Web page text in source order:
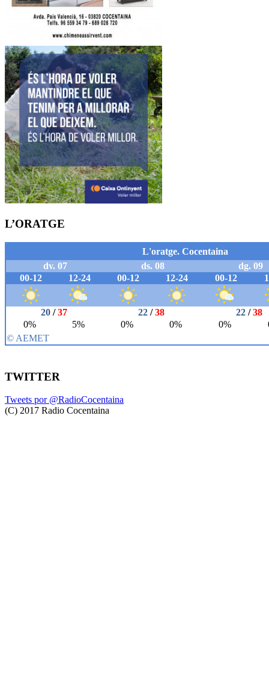
L’ORATGE
TWITTER
Tweets por @RadioCocentaina
(C) 2017 Radio Cocentaina